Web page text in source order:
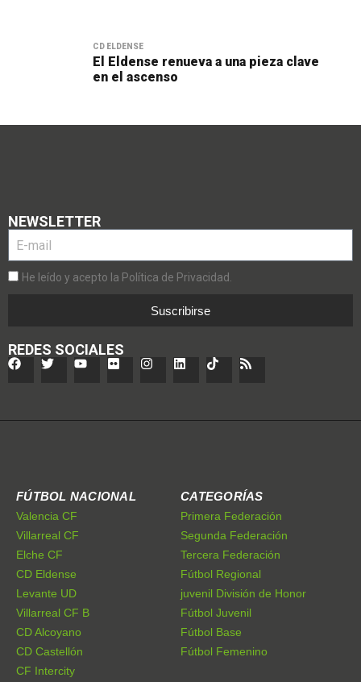
CD ELDENSE
El Eldense renueva a una pieza clave
en el ascenso
NEWSLETTER
He leído y acepto la Política de Privacidad.
Suscribirse
REDES SOCIALES
FÚTBOL NACIONAL
Valencia CF
Villarreal CF
Elche CF
CD Eldense
Levante UD
Villarreal CF B
CD Alcoyano
CD Castellón
CF Intercity
CATEGORÍAS
Primera Federación
Segunda Federación
Tercera Federación
Fútbol Regional
juvenil División de Honor
Fútbol Juvenil
Fútbol Base
Fútbol Femenino